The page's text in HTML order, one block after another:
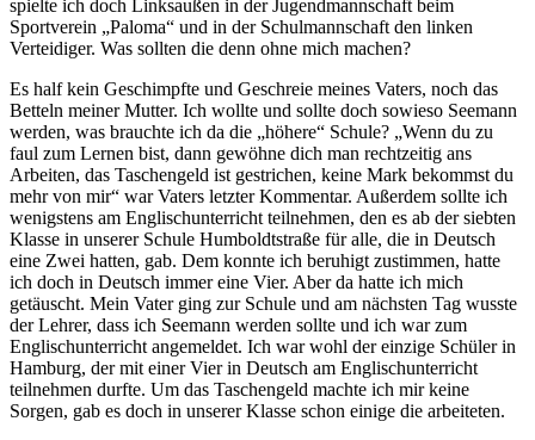
spielte ich doch Linksaußen in der Jugendmannschaft beim
Sportverein
Paloma
und in der Schulmannschaft den linken
Verteidiger. Was sollten die denn ohne mich machen?
Es half kein Geschimpfte und Geschreie meines Vaters, noch das
Betteln meiner Mutter. Ich wollte und sollte doch sowieso Seemann
werden, was brauchte ich da die
höhere Schule?
Wenn du zu
faul zum Lernen bist, dann gewöhne dich man rechtzeitig ans
Arbeiten, das Taschengeld ist gestrichen, keine Mark bekommst du
mehr von mir
war Vaters letzter Kommentar. Außerdem sollte ich
wenigstens am Englischunterricht teilnehmen, den es ab der siebten
Klasse in unserer Schule Humboldtstraße für alle, die in Deutsch
eine Zwei hatten, gab. Dem konnte ich beruhigt zustimmen, hatte
ich doch in Deutsch immer eine Vier. Aber da hatte ich mich
getäuscht. Mein Vater ging zur Schule und am nächsten Tag wusste
der Lehrer, dass ich Seemann werden sollte und ich war zum
Englischunterricht angemeldet. Ich war wohl der einzige Schüler in
Hamburg, der mit einer Vier in Deutsch am Englischunterricht
teilnehmen durfte. Um das Taschengeld machte ich mir keine
Sorgen, gab es doch in unserer Klasse schon einige die arbeiteten.